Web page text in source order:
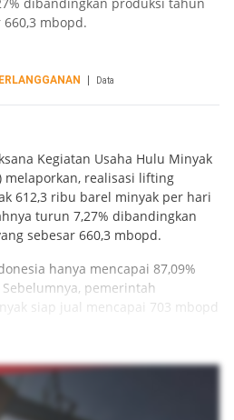
mbopd.
Data
Kegiatan Usaha Hulu Minyak
melaporkan, realisasi lifting
612,3 ribu barel minyak per hari
turun 7,27% dibandingkan
sebesar 660,3 mbopd.
hanya mencapai 87,09%
pemerintah
siap jual mencapai 703 mbopd